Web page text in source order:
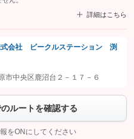
詳細はこちら
追加してから「許可する」ボタンを押
式会社 ビークルステーション 渕
市中央区鹿沼台２－１７－６
ルートを確認する
をONにしてください